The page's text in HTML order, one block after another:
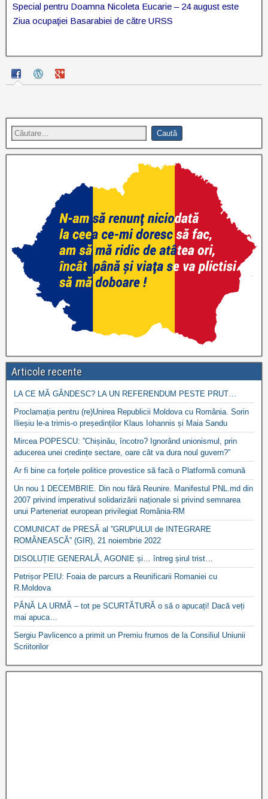
Special pentru Doamna Nicoleta Eucarie – 24 august este
Ziua ocupaţiei Basarabiei de către URSS
Articole recente
LA CE MĂ GÂNDESC? LA UN REFERENDUM PESTE PRUT…
Proclamația pentru (re)Unirea Republicii Moldova cu România. Sorin
Ilieșiu le-a trimis-o președinților Klaus Iohannis și Maia Sandu
Mircea POPESCU: ”Chișinău, încotro? Ignorând unionismul, prin
aducerea unei credințe sectare, oare cât va dura noul guvern?”
Ar fi bine ca forțele politice provestice să facă o Platformă comună
Un nou 1 DECEMBRIE. Din nou fără Reunire. Manifestul PNL.md din
2007 privind imperativul solidarizării naționale si privind semnarea
unui Parteneriat european privilegiat România-RM
COMUNICAT de PRESĂ al ”GRUPULUI de INTEGRARE
ROMÂNEASCĂ” (GIR), 21 noiembrie 2022
DISOLUȚIE GENERALĂ, AGONIE și… întreg șirul trist…
Petrișor PEIU: Foaia de parcurs a Reunificarii Romaniei cu
R.Moldova
PÂNĂ LA URMĂ – tot pe SCURTĂTURĂ o să o apucați! Dacă veți
mai apuca…
Sergiu Pavlicenco a primit un Premiu frumos de la Consiliul Uniunii
Scriitorilor